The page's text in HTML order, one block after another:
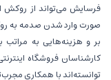
فرسایش می‌تواند از روکش
صورت وارد شدن صدمه به
بر و هزینه‌هایی به
کارشناسان فروشگاه
توانسته‌اند با همکاری